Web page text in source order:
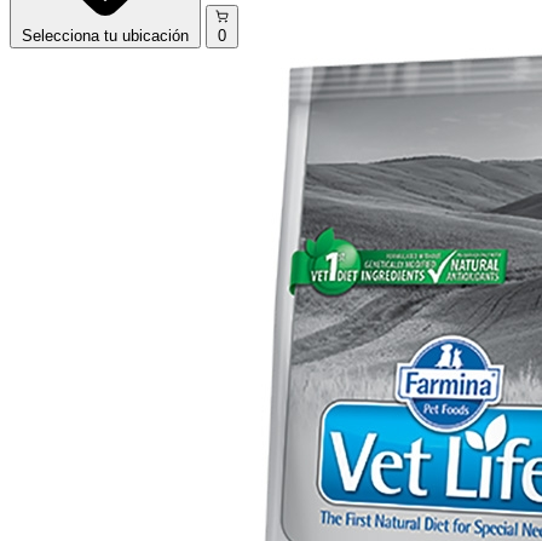
Selecciona tu ubicación 0